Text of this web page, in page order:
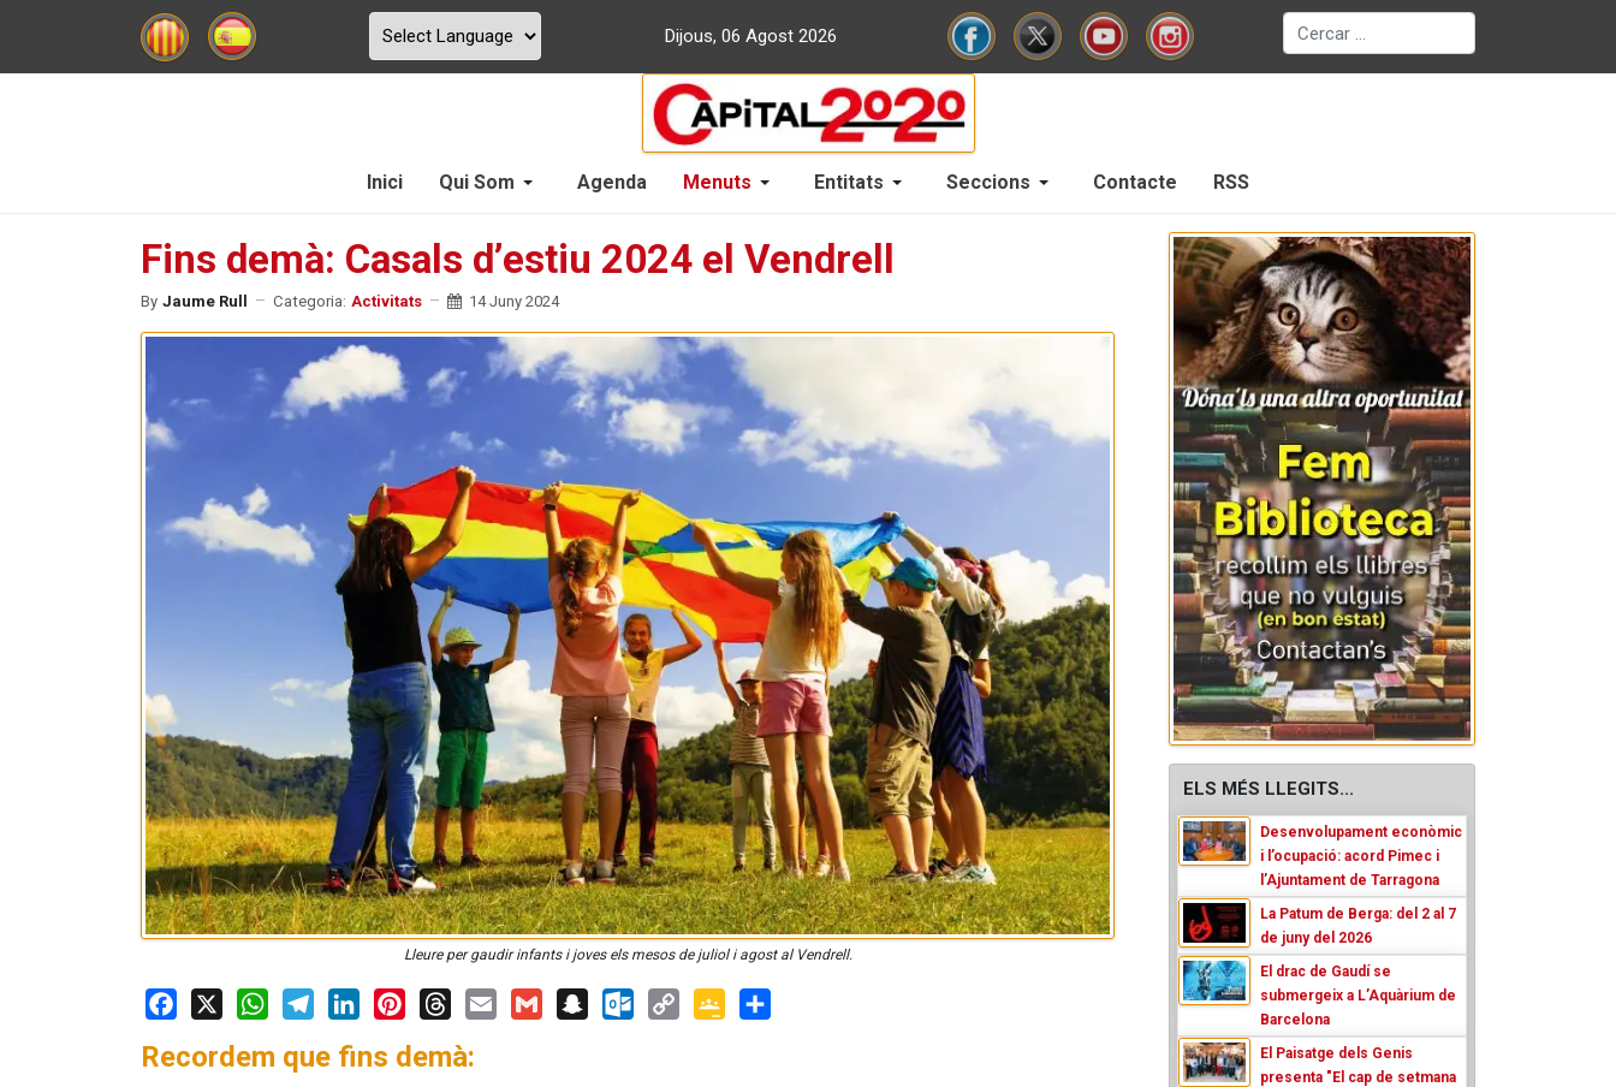
Dijous, 06 Agost 2026
Cerca
Inici Qui Som Agenda Menuts Entitats Seccions Contacte RSS
Fins demà: Casals d’estiu 2024 el Vendrell
By Jaume Rull Categoria: Activitats 14 Juny 2024
Lleure per gaudir infants i joves els mesos de juliol i agost al Vendrell.
Recordem que fins demà:
ELS MÉS LLEGITS...
Desenvolupament econòmic
i l’ocupació: acord Pimec i
l’Ajuntament de Tarragona
La Patum de Berga: del 2 al 7
de juny del 2026
El drac de Gaudí se
submergeix a L’Aquàrium de
Barcelona
El Paisatge dels Genis
presenta "El cap de setmana